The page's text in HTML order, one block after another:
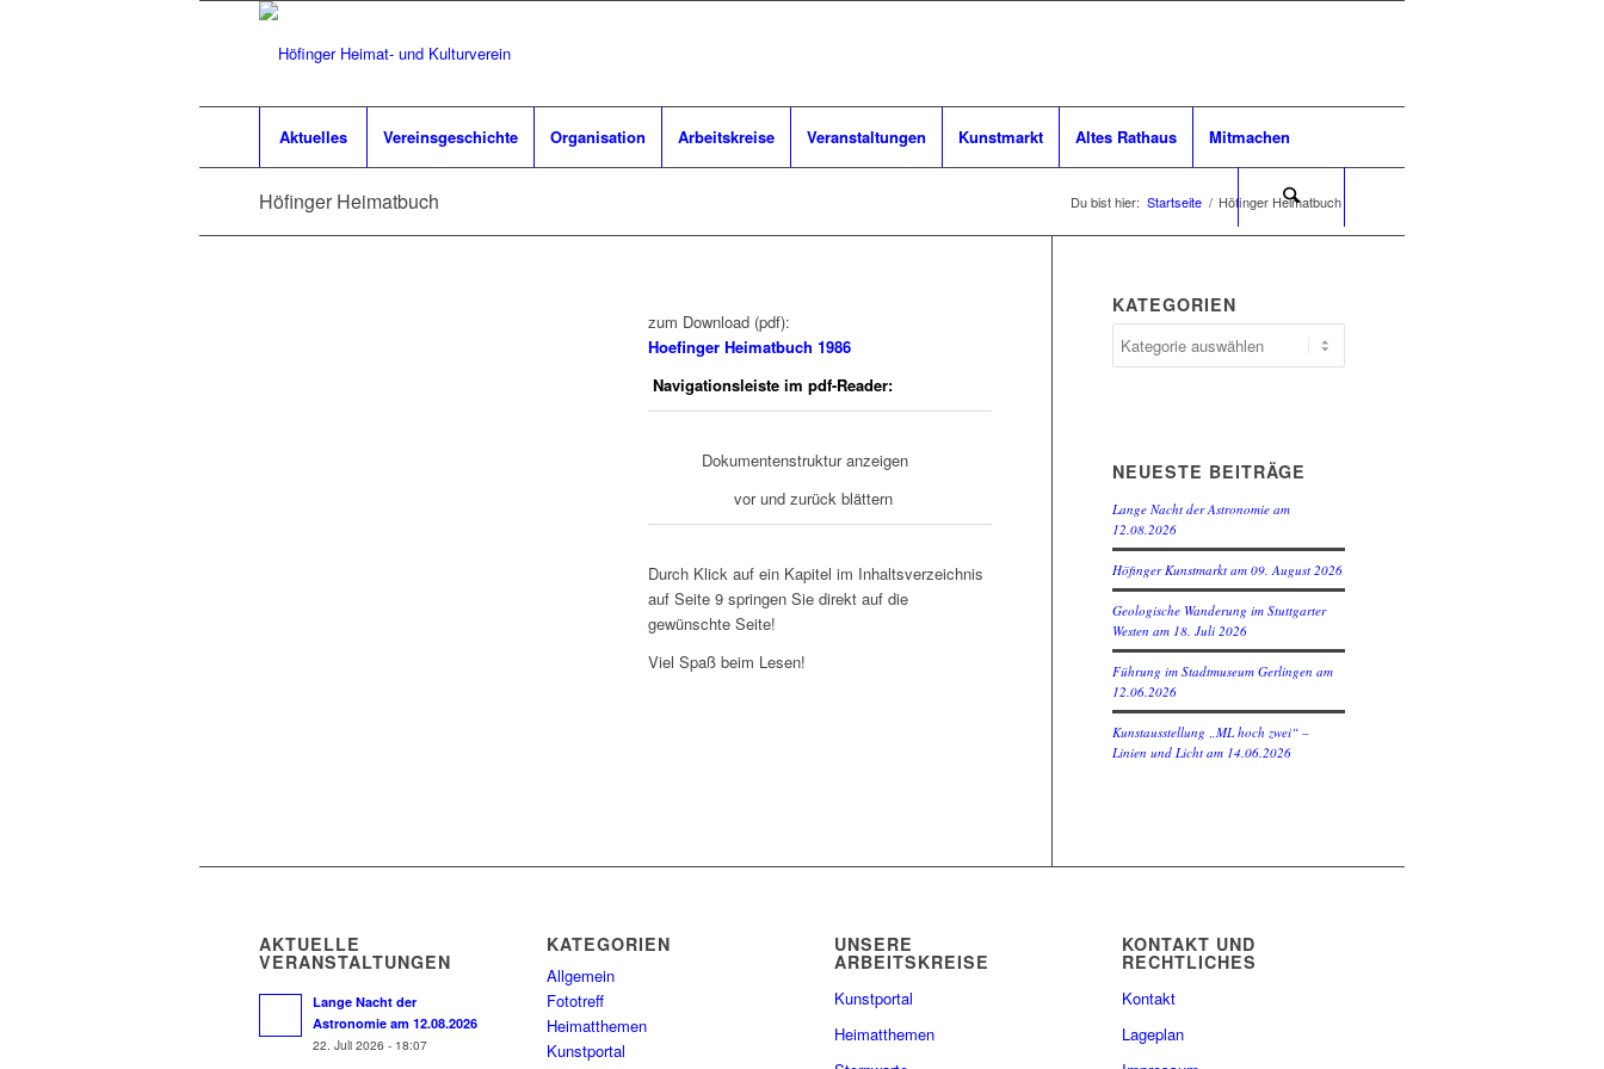
Aktuelles Vereinsgeschichte Organisation Arbeitskreise Veranstaltungen Kunstmarkt Altes Rathaus Mitmachen
Höfinger Heimatbuch Du bist hier: Startseite / Höfinger Heimatbuch
zum Download (pdf):
Hoefinger Heimatbuch 1986
Navigationsleiste im pdf-Reader:
Dokumentenstruktur anzeigen
vor und zurück blättern
Durch Klick auf ein Kapitel im Inhaltsverzeichnis
auf Seite 9 springen Sie direkt auf die
gewünschte Seite!
Viel Spaß beim Lesen!
KATEGORIEN
NEUESTE BEITRÄGE
Lange Nacht der Astronomie am
12.08.2026
Höfinger Kunstmarkt am 09. August 2026
Geologische Wanderung im Stuttgarter
Westen am 18. Juli 2026
Führung im Stadtmuseum Gerlingen am
12.06.2026
Kunstausstellung „ML hoch zwei“ –
Linien und Licht am 14.06.2026
AKTUELLE
VERANSTALTUNGEN
Lange Nacht der
Astronomie am 12.08.2026
22. Juli 2026 - 18:07
KATEGORIEN
Allgemein
Fototreff
Heimatthemen
Kunstportal
UNSERE
ARBEITSKREISE
Kunstportal
Heimatthemen
KONTAKT UND
RECHTLICHES
Kontakt
Lageplan